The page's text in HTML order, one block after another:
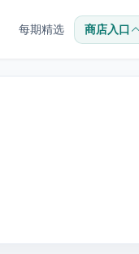
每期精选 商店入口